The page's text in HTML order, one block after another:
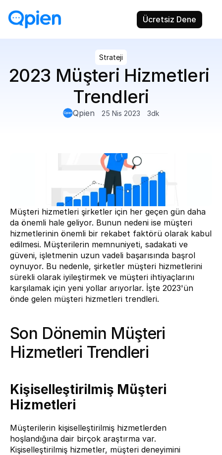
Ücretsiz Dene
Strateji
2023 Müşteri Hizmetleri
Trendleri
Qpien 25 Nis 2023 3dk
Müşteri hizmetleri şirketler için her geçen gün daha
da önemli hale geliyor. Bunun nedeni ise müşteri
hizmetlerinin önemli bir rekabet faktörü olarak kabul
edilmesi. Müşterilerin memnuniyeti, sadakati ve
güveni, işletmenin uzun vadeli başarısında başrol
oynuyor. Bu nedenle, şirketler müşteri hizmetlerini
sürekli olarak iyileştirmek ve müşteri ihtiyaçlarını
karşılamak için yeni yollar arıyorlar. İşte 2023'ün
önde gelen müşteri hizmetleri trendleri.
Son Dönemin Müşteri
Hizmetleri Trendleri
Kişiselleştirilmiş Müşteri
Hizmetleri
Müşterilerin kişiselleştirilmiş hizmetlerden
hoşlandığına dair birçok araştırma var.
Kişiselleştirilmiş hizmetler, müşteri deneyimini